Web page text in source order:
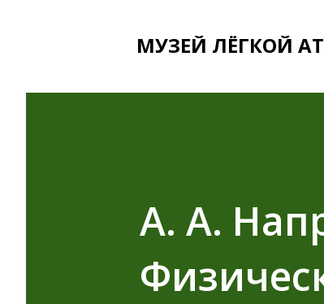
МУЗЕЙ ЛЁГКОЙ
А. А.